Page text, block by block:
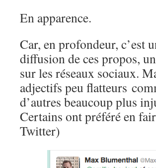
En apparence.
Car, en profondeur, c’est
diffusion de ces propos,
sur les réseaux sociaux.
adjectifs peu flatteurs
d’autres beaucoup plus
Certains ont préféré en
Twitter)